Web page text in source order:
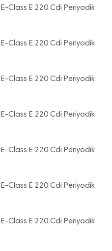
Class E 220 Cdi Periyodik
Class E 220 Cdi Periyodik
Class E 220 Cdi Periyodik
Class E 220 Cdi Periyodik
Class E 220 Cdi Periyodik
Class E 220 Cdi Periyodik
Class E 220 Cdi Periyodik